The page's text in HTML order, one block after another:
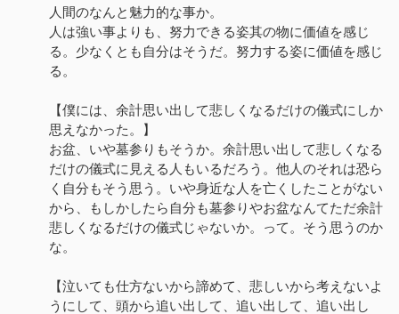
人間のなんと魅力的な事か。
人は強い事よりも、努力できる姿其の物に価値を感じ
る。少なくとも自分はそうだ。努力する姿に価値を感じ
る。
【僕には、余計思い出して悲しくなるだけの儀式にしか
思えなかった。】
お盆、いや墓参りもそうか。余計思い出して悲しくなる
だけの儀式に見える人もいるだろう。他人のそれは恐ら
く自分もそう思う。いや身近な人を亡くしたことがない
から、もしかしたら自分も墓参りやお盆なんてただ余計
悲しくなるだけの儀式じゃないか。って。そう思うのか
な。
【泣いても仕方ないから諦めて、悲しいから考えないよ
うにして、頭から追い出して、追い出して、追い出し